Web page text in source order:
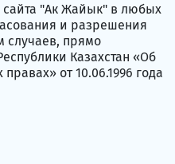
сайта "Ак Жайык" в любых
и разрешения
случаев, прямо
Казахстан «Об
от 10.06.1996 года